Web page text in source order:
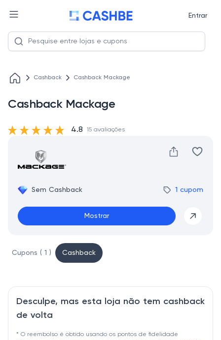
Entrar
Cashback Cashback Mackage
Cashback Mackage
Sem Cashback 1 cupom
Mostrar
4.8 15 avaliações
Cupons ( 1 ) Cashback
Desculpe, mas esta loja não tem cashback
de volta
* O reembolso é obtido usando os pontos de fidelidade